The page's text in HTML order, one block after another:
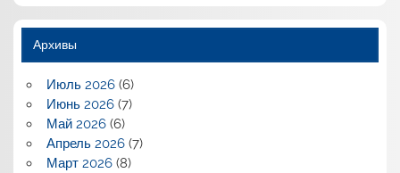
Архивы
Июль 2026(6)
Июнь 2026(7)
Май 2026(6)
Апрель 2026(7)
Март 2026(8)